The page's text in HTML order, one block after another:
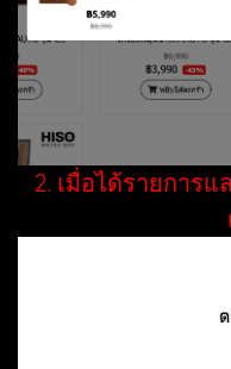
2. เมื่อได้รายการ